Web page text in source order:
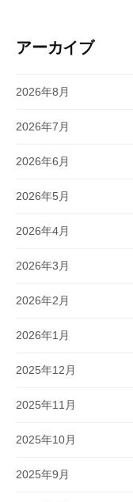
アーカイブ
2026年8月
2026年7月
2026年6月
2026年5月
2026年4月
2026年3月
2026年2月
2026年1月
2025年12月
2025年11月
2025年10月
2025年9月